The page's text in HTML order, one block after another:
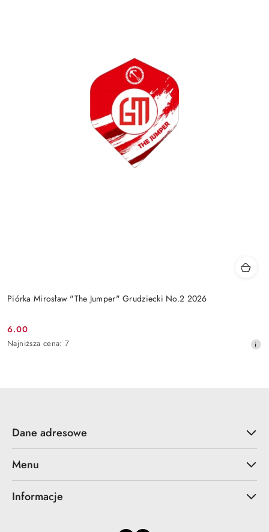
Piórka Mirosław "The Jumper" Grudziecki No.2 2026
Cena
promocyjna:
6.00
Najniższa
Najniższa cena: 7
Dane adresowe
Menu
Informacje